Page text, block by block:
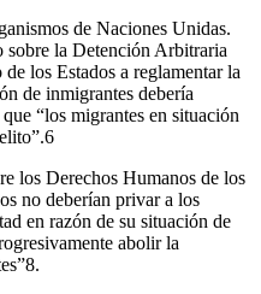
de Naciones Unidas.
sobre la Detención Arbitraria
los Estados a reglamentar la
de inmigrantes debería
“los migrantes en situación
los Derechos Humanos de los
no deberían privar a los
en razón de su situación de
abolir la